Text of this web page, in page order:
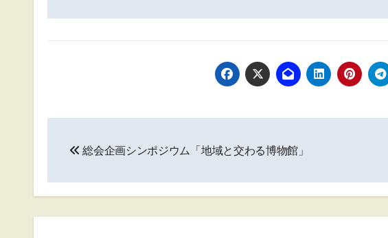
ナ
ビ
総会企画シンポジウム「地域と交わる博物館」